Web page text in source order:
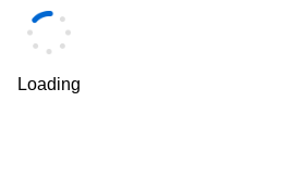
Loading